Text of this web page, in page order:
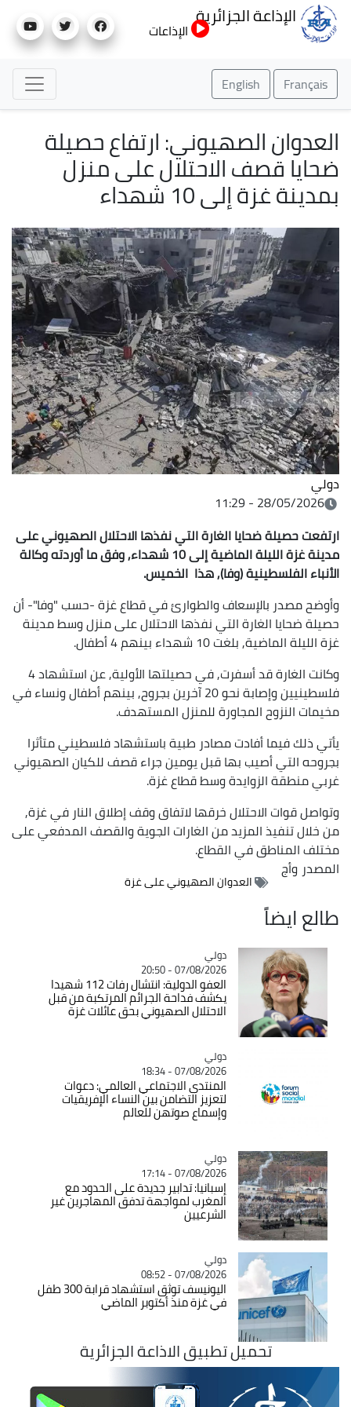
إلى
الإذاعة الجزائرية
الإذاعات
Français
English
العدوان الصهيوني: ارتفاع حصيلة
ضحايا قصف الاحتلال على منزل
بمدينة غزة إلى 10 شهداء
دولي
28/05/2026 - 11:29
ارتفعت حصيلة ضحايا الغارة التي نفذها الاحتلال الصهيوني على
مدينة غزة الليلة الماضية إلى 10 شهداء, وفق ما أوردته وكالة
الأنباء الفلسطينية (وفا), هذا الخميس.
وأوضح مصدر بالإسعاف والطوارئ في قطاع غزة -حسب "وفا"- أن
حصيلة ضحايا الغارة التي نفذها الاحتلال على منزل وسط مدينة
غزة الليلة الماضية, بلغت 10 شهداء بينهم 4 أطفال.
وكانت الغارة قد أسفرت, في حصيلتها الأولية, عن استشهاد 4
فلسطينيين وإصابة نحو 20 آخرين بجروح, بينهم أطفال ونساء في
مخيمات النزوح المجاورة للمنزل المستهدف.
يأتي ذلك فيما أفادت مصادر طبية باستشهاد فلسطيني متأثرا
بجروحه التي أصيب بها قبل يومين جراء قصف للكيان الصهيوني
غربي منطقة الزوايدة وسط قطاع غزة.
وتواصل قوات الاحتلال خرقها لاتفاق وقف إطلاق النار في غزة,
من خلال تنفيذ المزيد من الغارات الجوية والقصف المدفعي على
مختلف المناطق في القطاع.
المصدروأج
العدوان الصهيوني على غزة
طالع ايضاً
Catégorie
دولي
07/08/2026 - 20:50
العفو الدولية: انتشال رفات 112 شهيدا
يكشف فداحة الجرائم المرتكبة من قبل
الاحتلال الصهيوني بحق عائلات غزة
Catégorie
دولي
07/08/2026 - 18:34
المنتدى الاجتماعي العالمي: دعوات
لتعزيز التضامن بين النساء الإفريقيات
وإسماع صوتهن للعالم
Catégorie
دولي
07/08/2026 - 17:14
إسبانيا: تدابير جديدة على الحدود مع
المغرب لمواجهة تدفق المهاجرين غير
الشرعيين
Catégorie
دولي
07/08/2026 - 08:52
اليونيسف توثق استشهاد قرابة 300 طفل
في غزة منذ أكتوبر الماضي
تحميل تطبيق الاذاعة الجزائرية